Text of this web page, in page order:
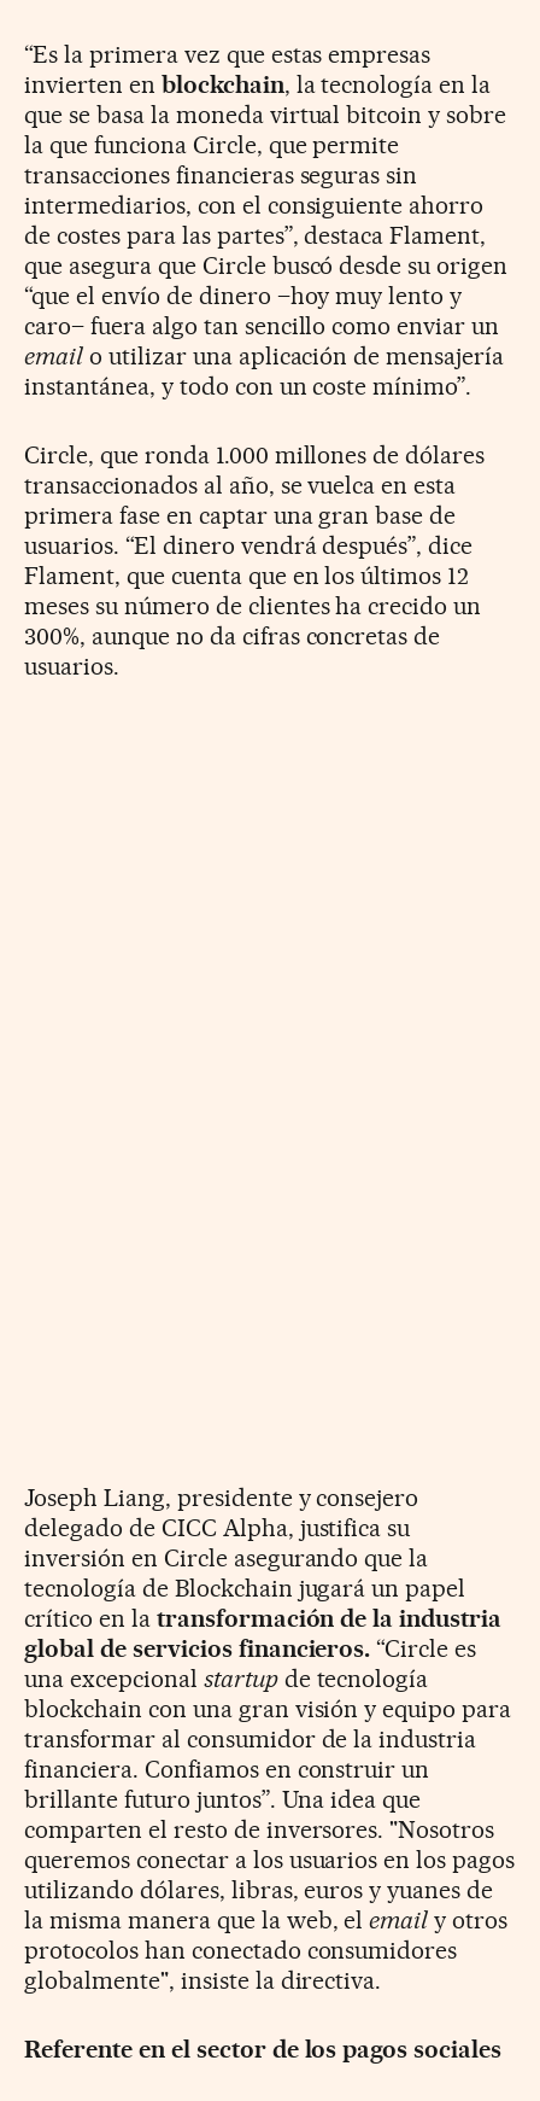
“Es la primera vez que estas empresas
invierten en blockchain, la tecnología en la
que se basa la moneda virtual bitcoin y sobre
la que funciona Circle, que permite
transacciones financieras seguras sin
intermediarios, con el consiguiente ahorro
de costes para las partes”, destaca Flament,
que asegura que Circle buscó desde su origen
“que el envío de dinero –hoy muy lento y
caro– fuera algo tan sencillo como enviar un
emailo utilizar una aplicación de mensajería
instantánea, y todo con un coste mínimo”.
Circle, que ronda 1.000 millones de dólares
transaccionados al año, se vuelca en esta
primera fase en captar una gran base de
usuarios. “El dinero vendrá después”, dice
Flament, que cuenta que en los últimos 12
meses su número de clientes ha crecido un
300%, aunque no da cifras concretas de
usuarios.
Joseph Liang, presidente y consejero
delegado de CICC Alpha, justifica su
inversión en Circle asegurando que la
tecnología de Blockchain jugará un papel
crítico en la transformación de la industria
global de servicios financieros. “Circle es
una excepcional startupde tecnología
blockchain con una gran visión y equipo para
transformar al consumidor de la industria
financiera. Confiamos en construir un
brillante futuro juntos”. Una idea que
comparten el resto de inversores. "Nosotros
queremos conectar a los usuarios en los pagos
utilizando dólares, libras, euros y yuanes de
la misma manera que la web, elemail y otros
protocolos han conectado consumidores
globalmente", insiste la directiva.
Referente en el sector de los pagos sociales